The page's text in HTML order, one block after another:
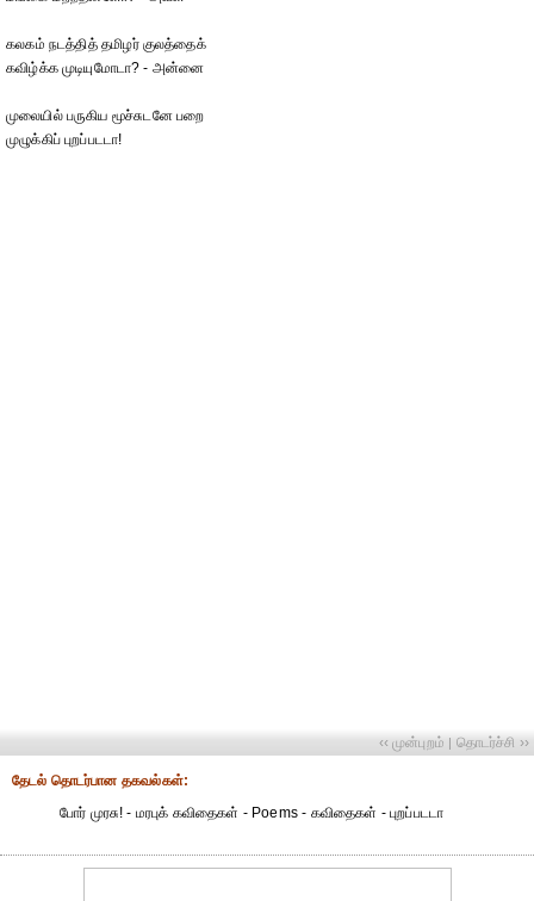
கலகம் நடத்தித் தமிழர் குலத்தைக்
கவிழ்க்க முடியுமோடா? - அன்னை
முலையில் பருகிய மூச்சுடனே பறை
முழுக்கிப் புறப்படடா!
‹‹ முன்புறம் | தொடர்ச்சி ››
தேட‌ல் தொட‌ர்பான தகவ‌ல்க‌ள்:
போர் முரசு! - மரபுக் கவிதைகள் - Poems - கவிதைகள் - புறப்படடா